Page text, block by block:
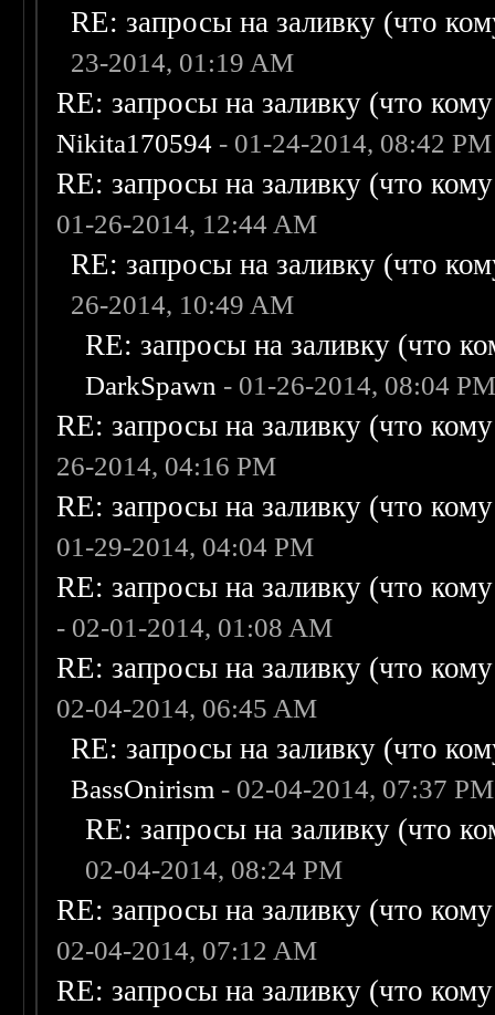
RE: запросы на заливку (что
23-2014, 01:19 AM
RE: запросы на заливку (что
Nikita170594 - 01-24-2014, 08:42 PM
RE: запросы на заливку (что
01-26-2014, 12:44 AM
RE: запросы на заливку (что
26-2014, 10:49 AM
RE: запросы на заливку (что
DarkSpawn - 01-26-2014, 08:04
RE: запросы на заливку (что
26-2014, 04:16 PM
RE: запросы на заливку (что
01-29-2014, 04:04 PM
RE: запросы на заливку (что
- 02-01-2014, 01:08 AM
RE: запросы на заливку (что
02-04-2014, 06:45 AM
RE: запросы на заливку (что
BassOnirism - 02-04-2014, 07:37 PM
RE: запросы на заливку (что
02-04-2014, 08:24 PM
RE: запросы на заливку (что
02-04-2014, 07:12 AM
RE: запросы на заливку (что